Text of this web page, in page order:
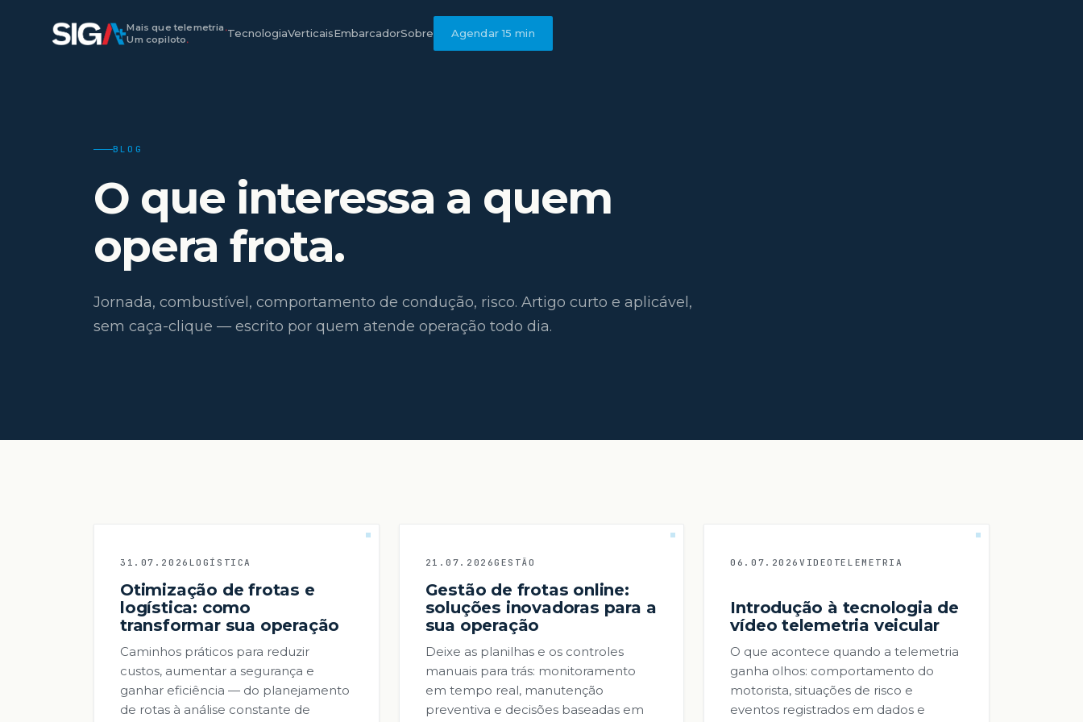
Mais que telemetria .
Um copiloto. TecnologiaVerticaisEmbarcadorSobre Agendar 15 min
BLOG
O que interessa a quem
opera frota.
Jornada, combustível, comportamento de condução, risco. Artigo curto e aplicável,
sem caça-clique — escrito por quem atende operação todo dia.
31.07.2026 LOGÍSTICA
Otimização de frotas e
logística: como
transformar sua operação
Caminhos práticos para reduzir
custos, aumentar a segurança e
ganhar eficiência — do planejamento
de rotas à análise constante de
21.07.2026GESTÃO
Gestão de frotas online:
soluções inovadoras para a
sua operação
Deixe as planilhas e os controles
manuais para trás: monitoramento
em tempo real, manutenção
preventiva e decisões baseadas em
06.07.2026 VIDEOTELEMETRIA
Introdução à tecnologia de
vídeo telemetria veicular
O que acontece quando a telemetria
ganha olhos: comportamento do
motorista, situações de risco e
eventos registrados em dados e